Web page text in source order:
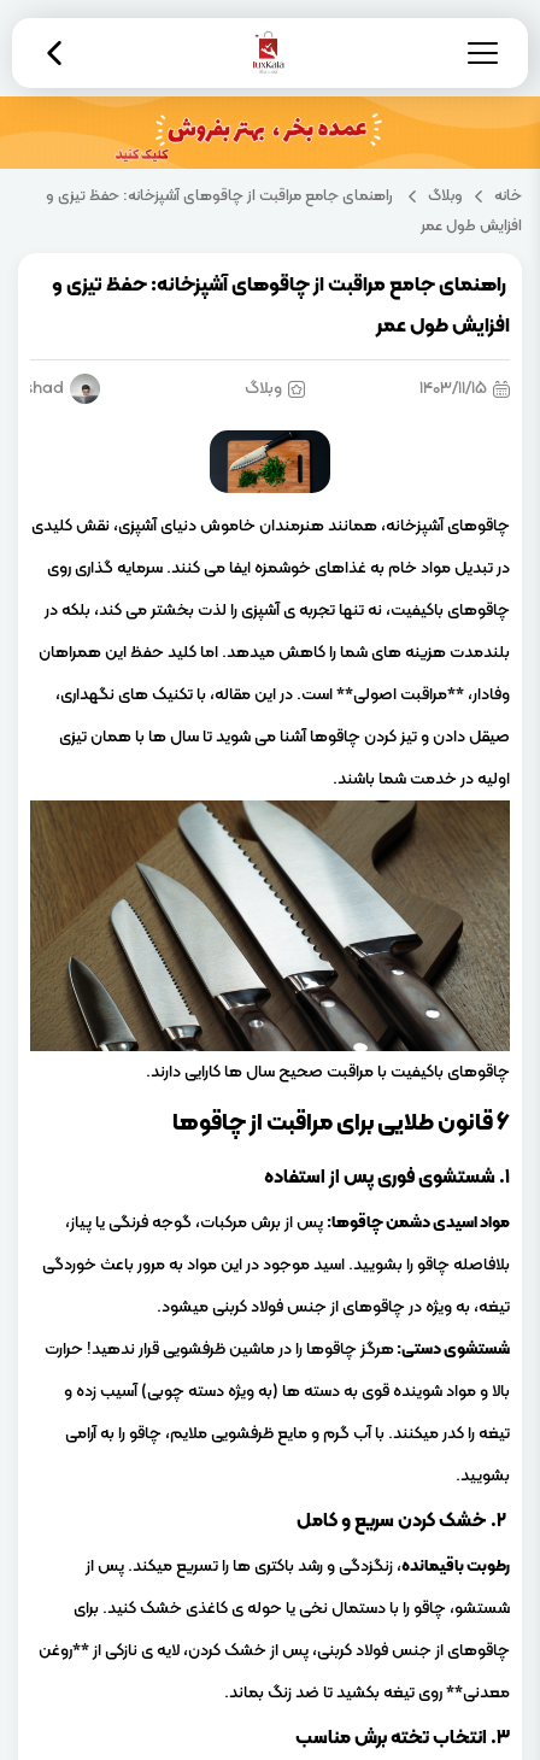
خانه وبلاگ
راهنمای جامع مراقبت از چاقوهای آشپزخانه: حفظ تیزی و
افزایش طول عمر
راهنمای جامع مراقبت از چاقوهای آشپزخانه: حفظ تیزی و
افزایش طول عمر
۱۴۰۳/۱۱/۱۵ وبلاگ ershad
چاقوهای آشپزخانه، همانند هنرمندان خاموش دنیای آشپزی، نقش کلیدی
در تبدیل مواد خام به غذاهای خوشمزه ایفا می کنند. سرمایه گذاری روی
چاقوهای باکیفیت، نه تنها تجربه ی آشپزی را لذت بخشتر می کند، بلکه در
بلندمدت هزینه های شما را کاهش میدهد. اما کلید حفظ این همراهان
وفادار، **مراقبت اصولی** است. در این مقاله، با تکنیک های نگهداری،
صیقل دادن و تیز کردن چاقوها آشنا می شوید تا سال ها با همان تیزی
اولیه در خدمت شما باشند.
چاقوهای باکیفیت با مراقبت صحیح سال ها کارایی دارند.
۶ قانون طلایی برای مراقبت از چاقوها
۱. شستشوی فوری پس از استفاده
مواد اسیدی دشمن چاقوها:پس از برش مرکبات، گوجه فرنگی یا پیاز،
بلافاصله چاقو را بشویید. اسید موجود در این مواد به مرور باعث خوردگی
تیغه، به ویژه در چاقوهای از جنس فولاد کربنی میشود.
شستشوی دستی:هرگز چاقوها را در ماشین ظرفشویی قرار ندهید! حرارت
بالا و مواد شوینده قوی به دسته ها (به ویژه دسته چوبی) آسیب زده و
تیغه را کدر میکنند. با آب گرم و مایع ظرفشویی ملایم، چاقو را به آرامی
بشویید.
رطوبت باقیمانده، زنگزدگی و رشد باکتری ها را تسریع میکند. پس از
شستشو، چاقو را با دستمال نخی یا حوله ی کاغذی خشک کنید. برای
چاقوهای از جنس فولاد کربنی، پس از خشک کردن، لایه ی نازکی از **روغن
معدنی** روی تیغه بکشید تا ضد زنگ بماند.
۳. انتخاب تخته برش مناسب